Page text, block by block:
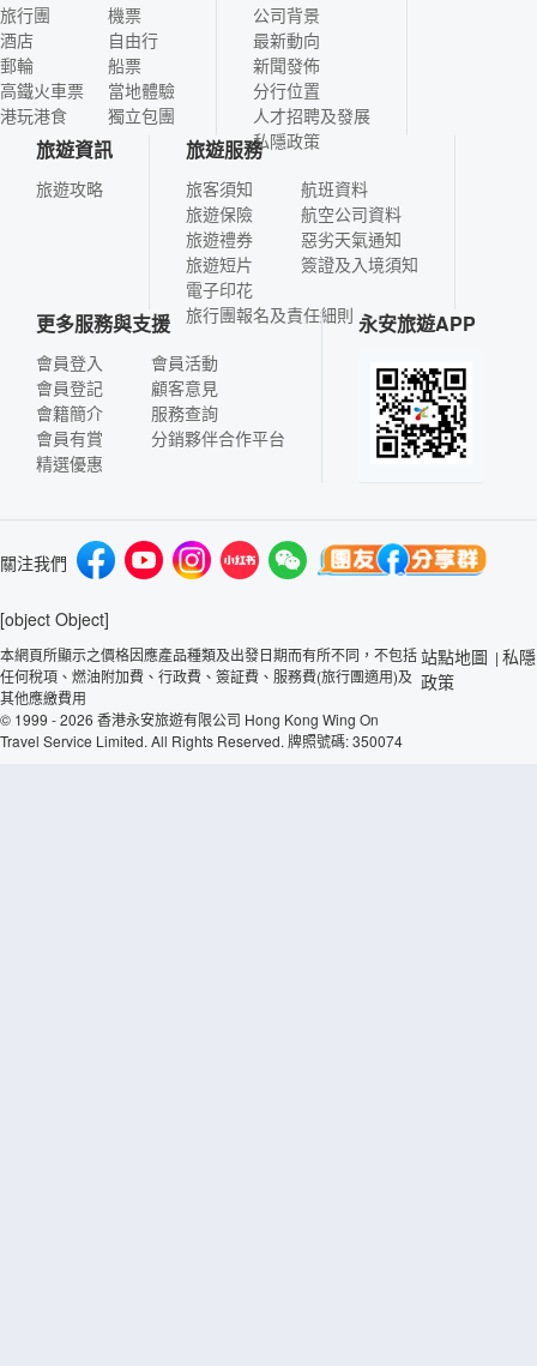
旅行團
酒店
郵輪
高鐵火車票
港玩港食
機票
自由行
船票
當地體驗
獨立包團
公司背景
最新動向
新聞發佈
分行位置
人才招聘及發展
私隱政策
旅遊資訊
旅遊攻略
旅遊服務
旅客須知
旅遊保險
旅遊禮券
旅遊短片
電子印花
航班資料
航空公司資料
惡劣天氣通知
簽證及入境須知
旅行團報名及責任細則
更多服務與支援
會員登入
會員登記
會籍簡介
會員有賞
精選優惠
會員活動
顧客意見
服務查詢
分銷夥伴合作平台
永安旅遊APP
關注我們
[object Object]
本網頁所顯示之價格因應產品種類及出發日期而有所不同，不包括
任何稅項、燃油附加費、行政費、簽証費、服務費(旅行團適用)及
其他應繳費用
© 1999 - 2026 香港永安旅遊有限公司 Hong Kong Wing On
Travel Service Limited. All Rights Reserved. 牌照號碼: 350074
站點地圖 | 私隱
政策